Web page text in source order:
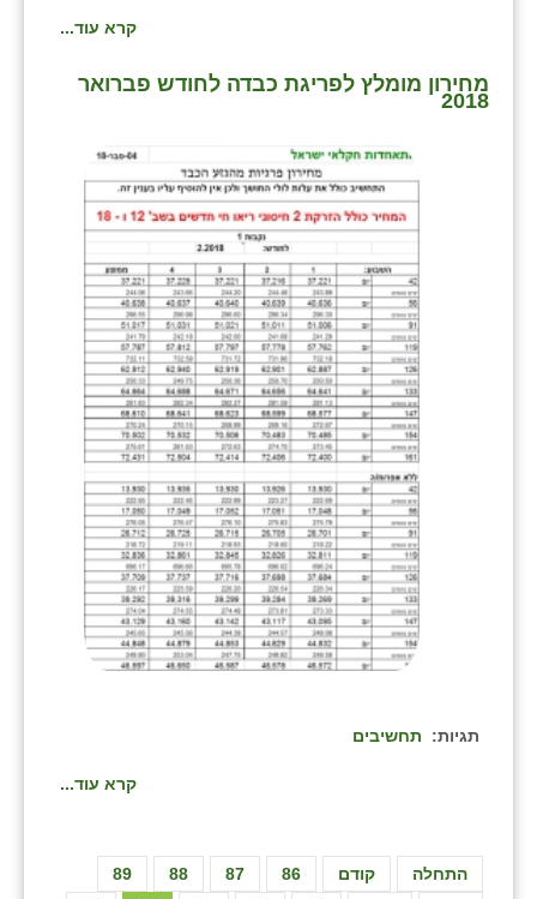
קרא עוד...
מחירון מומלץ לפריגת כבדה לחודש פברואר
2018
תגיות: תחשיבים
קרא עוד...
התחלה קודם 86
87
88
89